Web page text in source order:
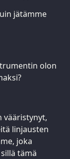
jätämme
olon
vääristynyt,
linjausten
joka
tämä